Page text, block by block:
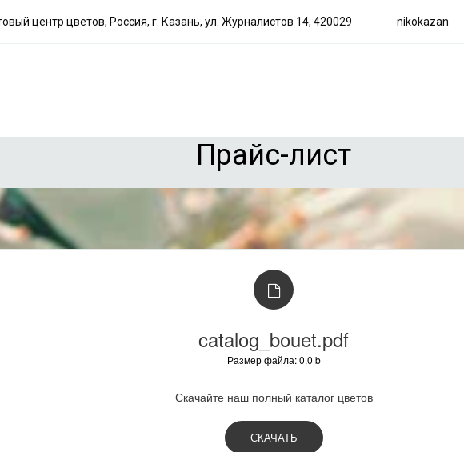
центр цветов, Россия, г. Казань, ул. Журналистов 14, 420029 nikokazan
Прайс-лист
catalog_bouet.pdf
Размер файла: 0.0 b
Скачайте наш полный каталог цветов
СКАЧАТЬ